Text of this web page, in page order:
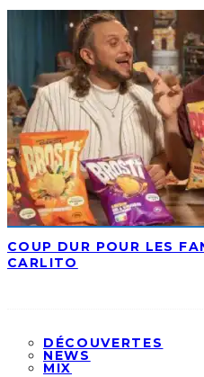
COUP DUR POUR LES
CARLITO
DÉCOUVERTES
NEWS
MIX